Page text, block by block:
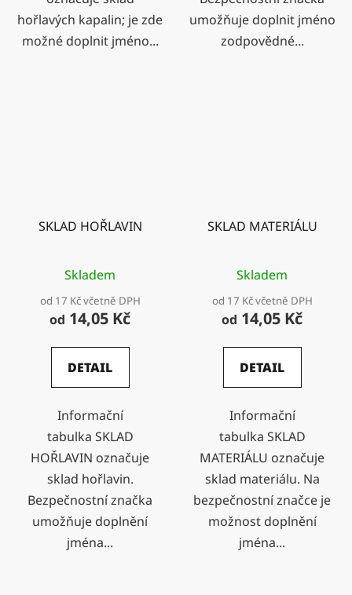
hořlavých kapalin; je zde
možné doplnit jméno...
umožňuje doplnit jméno
zodpovědné...
SKLAD HOŘLAVIN
Skladem
od 17 Kč včetně DPH
od 14,05 Kč
DETAIL
Informační
tabulka SKLAD
HOŘLAVIN označuje
sklad hořlavin.
Bezpečnostní značka
umožňuje doplnění
jména...
SKLAD MATERIÁLU
Skladem
od 17 Kč včetně DPH
od 14,05 Kč
DETAIL
Informační
tabulka SKLAD
MATERIÁLU označuje
sklad materiálu. Na
bezpečnostní značce je
možnost doplnění
jména...